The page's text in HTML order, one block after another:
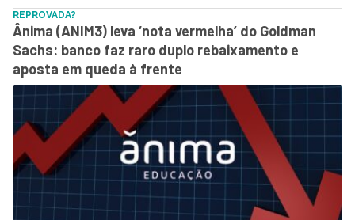
REPROVADA?
Ânima (ANIM3) leva ‘nota vermelha’ do Goldman
Sachs: banco faz raro duplo rebaixamento e
aposta em queda à frente